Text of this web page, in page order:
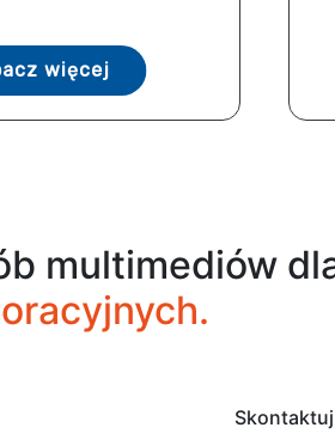
więcej
multimediów